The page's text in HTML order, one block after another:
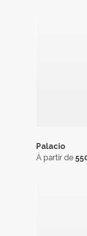
Palacio
À partir de